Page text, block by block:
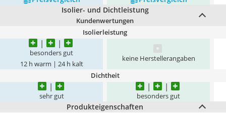
Isolier- und Dichtleistung
Kundenwertungen
Isolierleistung
besonders gut
12 h warm | 24 h kalt
keine Herstellerangaben
Dichtheit
sehr gut besonders gut
Produkteigenschaften